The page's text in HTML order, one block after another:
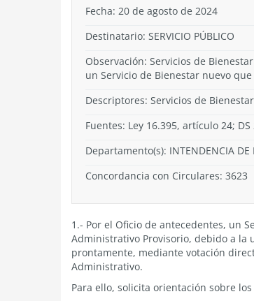
Fecha: 20 de agosto de 2024
Destinatario: SERVICIO PÚBLICO
Observación: Servicios de
un Servicio de Bienestar nuevo
Descriptores: Servicios de
Fuentes: Ley 16.395, artículo 24;
Departamento(s): INTENDENCIA DE
Concordancia con Circulares: 3623
1.- Por el Oficio de antecedentes, un
Administrativo Provisorio, debido a la
prontamente, mediante votación
Administrativo.
Para ello, solicita orientación sobre